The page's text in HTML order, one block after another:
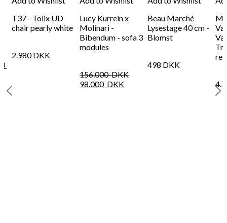
T37 - Tolix UD
chair pearly white
2.980DKK
Lucy Kurrein x
Molinari -
Bibendum - sofa 3
modules
156.000DKK
98.000 DKK
Beau Marché
Lysestage 40 cm -
Blomst
498 DKK
red